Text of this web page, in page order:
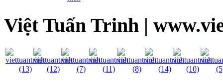
Việt Tuấn Trinh |